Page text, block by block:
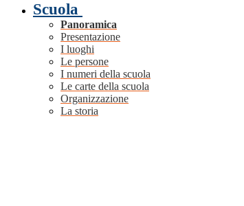
Scuola
Panoramica
Presentazione
I luoghi
Le persone
I numeri della scuola
Le carte della scuola
Organizzazione
La storia